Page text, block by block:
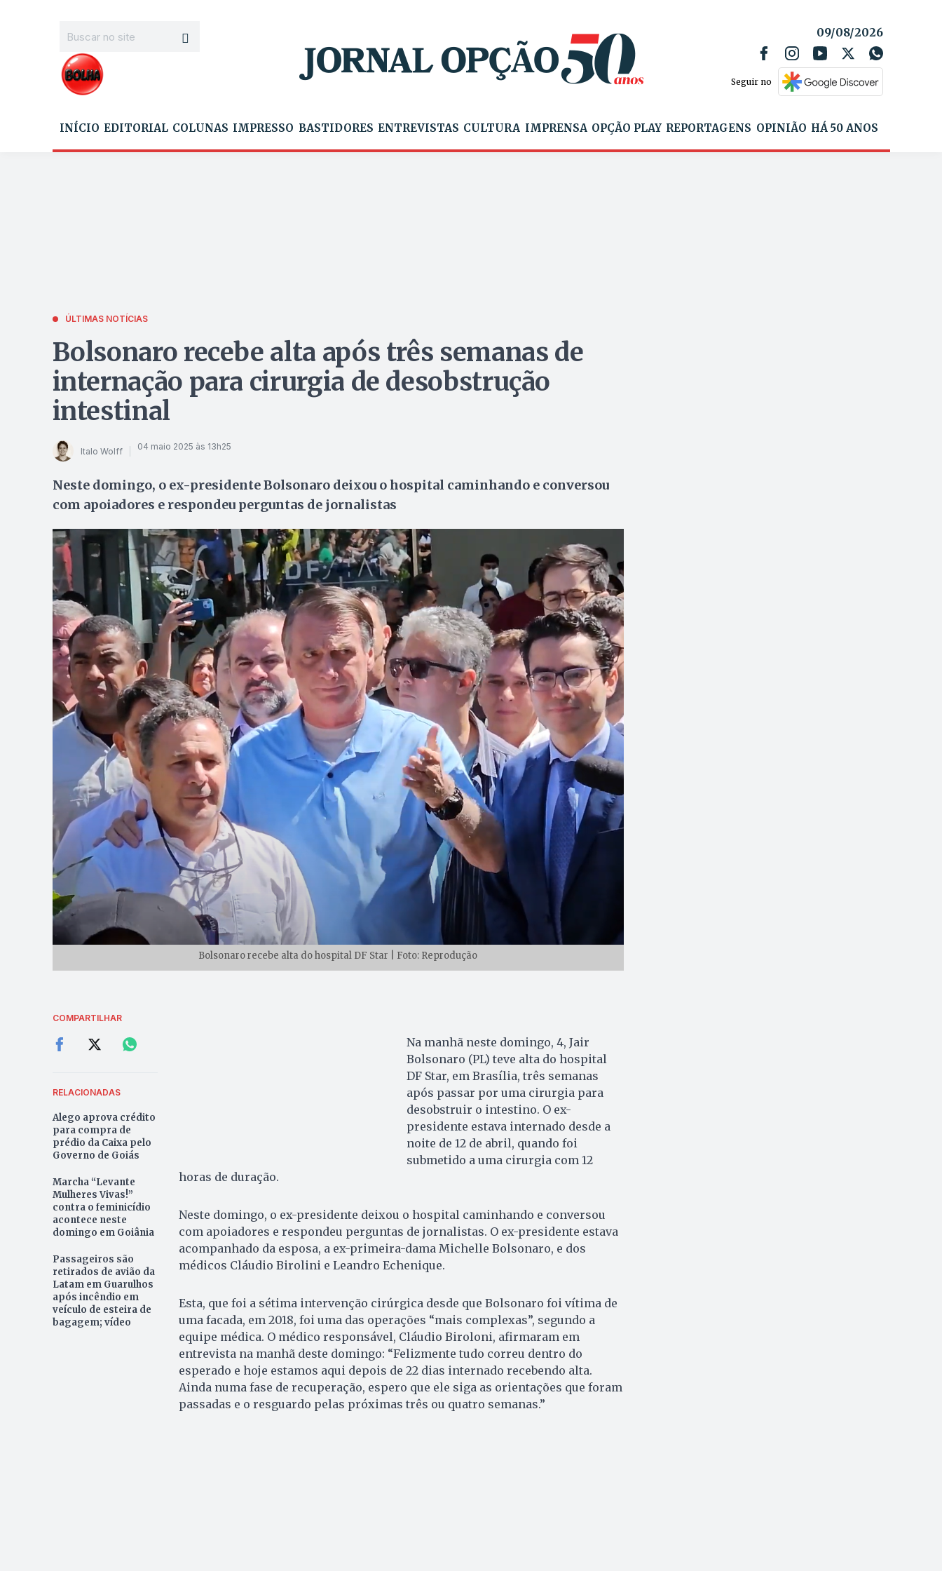
09/08/2026
Seguir no
INÍCIO EDITORIAL COLUNAS IMPRESSO BASTIDORES ENTREVISTAS CULTURA IMPRENSA OPÇÃO PLAY REPORTAGENS OPINIÃO HÁ 50 ANOS
ÚLTIMAS NOTÍCIAS
Bolsonaro recebe alta após três semanas de
internação para cirurgia de desobstrução
intestinal
Italo Wolff 04 maio 2025 às 13h25
Neste domingo, o ex-presidente Bolsonaro deixou o hospital caminhando e conversou
com apoiadores e respondeu perguntas de jornalistas
Bolsonaro recebe alta do hospital DF Star | Foto: Reprodução
COMPARTILHAR
RELACIONADAS
Alego aprova crédito
para compra de
prédio da Caixa pelo
Governo de Goiás
Marcha “Levante
Mulheres Vivas!”
contra o feminicídio
acontece neste
domingo em Goiânia
Passageiros são
retirados de avião da
Latam em Guarulhos
após incêndio em
veículo de esteira de
bagagem; vídeo
Na manhã neste domingo, 4, Jair
Bolsonaro (PL) teve alta do hospital
DF Star, em Brasília, três semanas
após passar por uma cirurgia para
desobstruir o intestino. O ex-
presidente estava internado desde a
noite de 12 de abril, quando foi
submetido a uma cirurgia com 12
horas de duração.
Neste domingo, o ex-presidente deixou o hospital caminhando e conversou
com apoiadores e respondeu perguntas de jornalistas. O ex-presidente estava
acompanhado da esposa, a ex-primeira-dama Michelle Bolsonaro, e dos
médicos Cláudio Birolini e Leandro Echenique.
Esta, que foi a sétima intervenção cirúrgica desde que Bolsonaro foi vítima de
uma facada, em 2018, foi uma das operações “mais complexas”, segundo a
equipe médica. O médico responsável, Cláudio Biroloni, afirmaram em
entrevista na manhã deste domingo: “Felizmente tudo correu dentro do
esperado e hoje estamos aqui depois de 22 dias internado recebendo alta.
Ainda numa fase de recuperação, espero que ele siga as orientações que foram
passadas e o resguardo pelas próximas três ou quatro semanas.”